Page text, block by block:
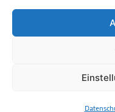
ZELLA-MEHLIS
(c) Rhön-Rennsteig-Verlag